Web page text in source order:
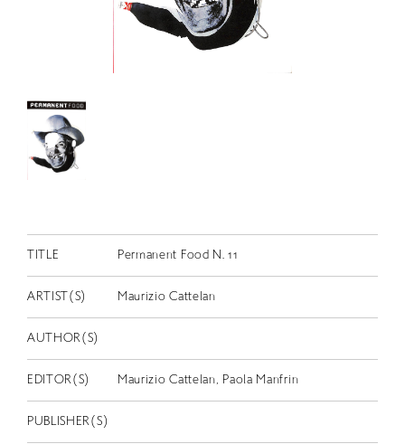
コンサート
出演者
スカラシップ受賞者
JP
EN
TITLE Permanent Food N. 11
ARTIST(S) Maurizio Cattelan
AUTHOR(S)
EDITOR(S) Maurizio Cattelan, Paola Manfrin
PUBLISHER(S)